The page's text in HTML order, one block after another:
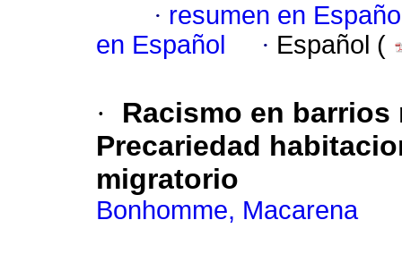
· resumen en
en Español
· Español (
·
Racismo en
Precariedad
migratorio
Bonhomme, Macarena